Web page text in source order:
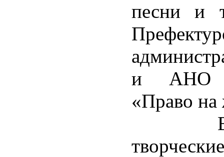
песни и
и АНО
«Право
В